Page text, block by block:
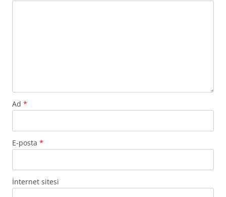
Ad *
E-posta *
İnternet sitesi